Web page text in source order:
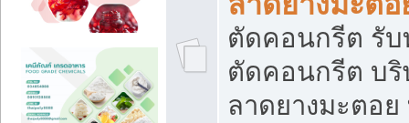
ตัดคอนกรีต รับ
ตัดคอนกรีต บริ
ลาดยางมะตอ